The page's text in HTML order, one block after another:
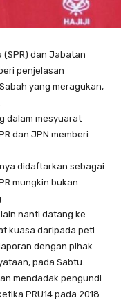
(SPR) dan Jabatan
penjelasan
yang meragukan,
dalam mesyuarat
dan JPN memberi
didaftarkan sebagai
mungkin bukan
nanti datang ke
kuasa daripada peti
dengan pihak
pada Sabtu.
mendadak pengundi
PRU14 pada 2018